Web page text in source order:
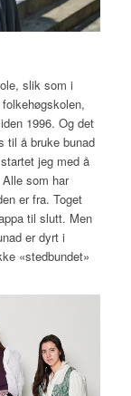
slik som i
1996. Og det
til å bruke bunad
jeg med å
som har
er fra. Toget
til slutt. Men
er dyrt i
«stedbundet»